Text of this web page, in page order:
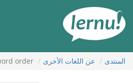
المحتويات
المنتدى عن اللغات الأخرى order